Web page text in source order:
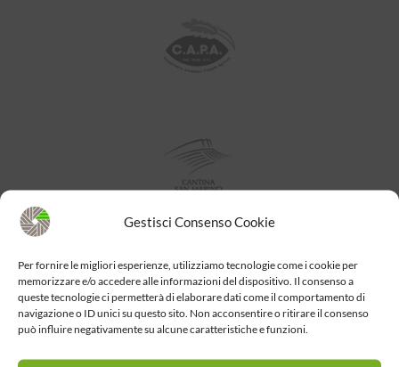
Gestisci Consenso Cookie
Per fornire le migliori esperienze, utilizziamo tecnologie come i cookie per
memorizzare e/o accedere alle informazioni del dispositivo. Il consenso a
queste tecnologie ci permetterà di elaborare dati come il comportamento di
navigazione o ID unici su questo sito. Non acconsentire o ritirare il consenso
può influire negativamente su alcune caratteristiche e funzioni.